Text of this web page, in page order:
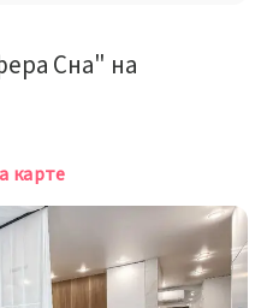
Снa" на
карте